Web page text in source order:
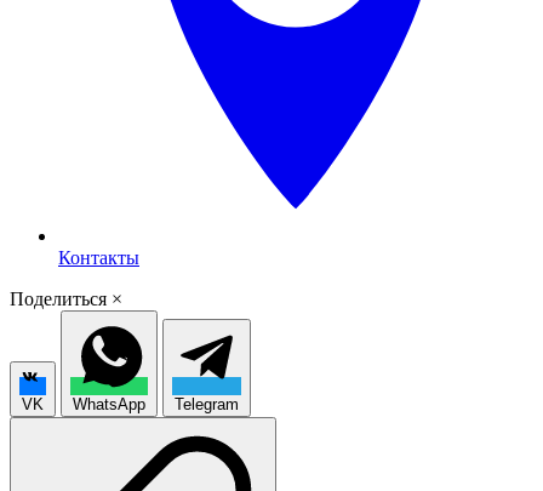
Контакты
Поделиться ×
VK WhatsApp Telegram